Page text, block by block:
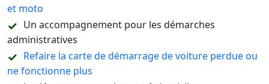
et moto
Un accompagnement pour les démarches
administratives
Refaire la carte de démarrage de voiture perdue ou
ne fonctionne plus